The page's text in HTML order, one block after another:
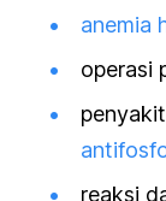
anemia
operasi
reaksi